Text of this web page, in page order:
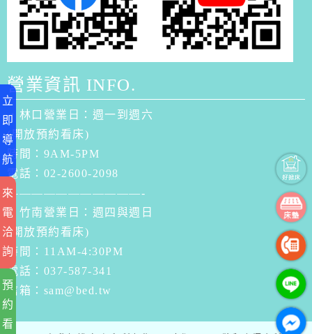
營業資訊 INFO.
．林口營業日：週一到週六
(開放預約看床)
時間：9AM-5PM
電話：02-2600-2098
———————————-
．竹南營業日：週四與週日
(開放預約看床)
時間：11AM-4:30PM
電話：037-587-341
信箱： sam@bed.tw
立
即
導
航
來
電
洽
詢
預
約
看